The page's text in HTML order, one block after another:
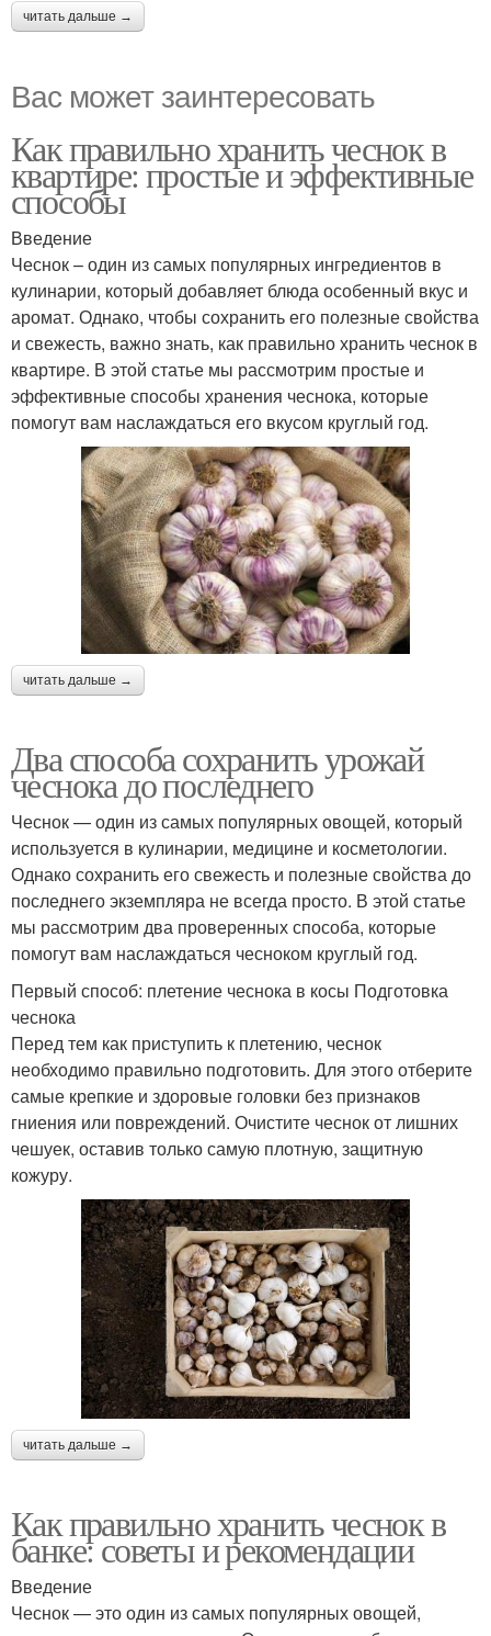
читать дальше →
Вас может заинтересовать
Как правильно хранить чеснок в
квартире: простые и эффективные
способы
Введение
Чеснок – один из самых популярных ингредиентов в
кулинарии, который добавляет блюда особенный вкус и
аромат. Однако, чтобы сохранить его полезные свойства
и свежесть, важно знать, как правильно хранить чеснок в
квартире. В этой статье мы рассмотрим простые и
эффективные способы хранения чеснока, которые
помогут вам наслаждаться его вкусом круглый год.
читать дальше →
Два способа сохранить урожай
чеснока до последнего
Чеснок — один из самых популярных овощей, который
используется в кулинарии, медицине и косметологии.
Однако сохранить его свежесть и полезные свойства до
последнего экземпляра не всегда просто. В этой статье
мы рассмотрим два проверенных способа, которые
помогут вам наслаждаться чесноком круглый год.
Первый способ: плетение чеснока в косы Подготовка
чеснока
Перед тем как приступить к плетению, чеснок
необходимо правильно подготовить. Для этого отберите
самые крепкие и здоровые головки без признаков
гниения или повреждений. Очистите чеснок от лишних
чешуек, оставив только самую плотную, защитную
кожуру.
читать дальше →
Как правильно хранить чеснок в
банке: советы и рекомендации
Введение
Чеснок — это один из самых популярных овощей,